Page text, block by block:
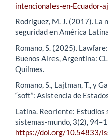
intencionales-en-Ecuador-
Rodríguez, M. J. (2017). La
seguridad en América
Romano, S. (2025).
Buenos Aires, Argentina:
Quilmes.
Romano, S., Lajtman, T., y
“soft”: Asistencia de
Latina. Reoriente: Estudios
sistemas-mundo, 3(2),
https://doi.org/10.54833/